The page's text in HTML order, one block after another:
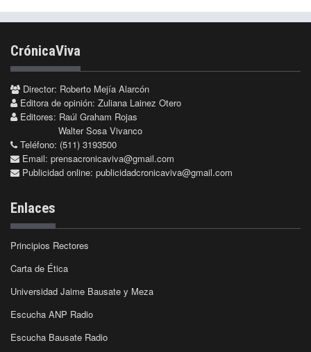
CrónicaViva
Director: Roberto Mejía Alarcón
Editora de opinión: Zuliana Lainez Otero
Editores: Raúl Graham Rojas
Walter Sosa Vivanco
Teléfono: (511) 3193500
Email: prensacronicaviva@gmail.com
Publicidad online: publicidadcronicaviva@gmail.com
Enlaces
Principios Rectores
Carta de Ética
Universidad Jaime Bausate y Meza
Escucha ANP Radio
Escucha Bausate Radio